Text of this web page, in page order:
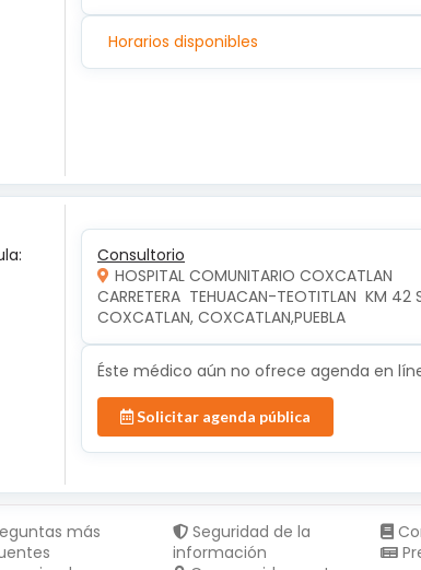
Horarios disponibles
Consultorio
HOSPITAL COMUNITARIO COXCATLAN
CARRETERA  TEHUACAN-TEOTITLAN  KM
COXCATLAN, COXCATLAN,PUEBLA
Éste médico aún no ofrece agenda en
Solicitar agenda pública
más
Seguridad de la
información